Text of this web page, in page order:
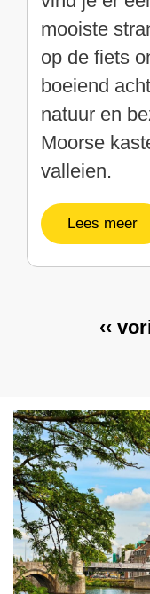
mooiste
op de fiets
boeiend
natuur en
Moorse
valleien.
Lees meer
V
g
e
p
a
g
i
n
a
‹‹